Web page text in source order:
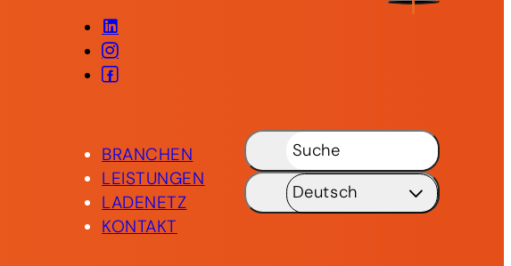
Instagram
Facebook
BRANCHEN
LEISTUNGEN
LADENETZ
KONTAKT
Suche
Deutsch